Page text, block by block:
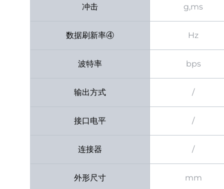
冲击 g,ms
数据刷新率④ Hz
波特率 bps
输出方式 /
接口电平 /
连接器 /
外形尺寸 mm